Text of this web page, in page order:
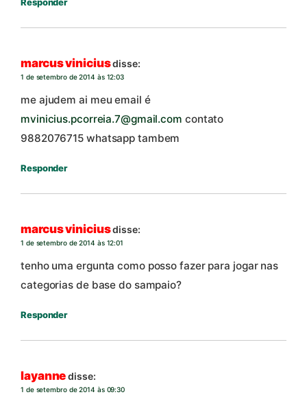
Responder
marcus viniciusdisse:
1 de setembro de 2014 às 12:03
me ajudem ai meu email é
mvinicius.pcorreia.7@gmail.com contato
9882076715 whatsapp tambem
Responder
marcus viniciusdisse:
1 de setembro de 2014 às 12:01
tenho uma ergunta como posso fazer para jogar nas
categorias de base do sampaio?
Responder
layannedisse:
1 de setembro de 2014 às 09:30